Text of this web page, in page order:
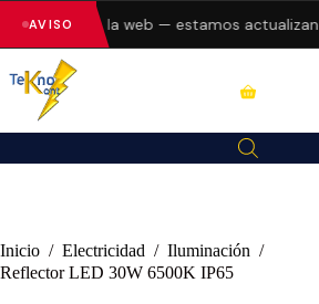
AVISO
errores en la web — estamos
Inicio / Electricidad / Iluminación /
Reflector LED 30W 6500K IP65